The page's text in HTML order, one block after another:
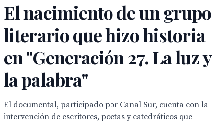
El nacimiento de un grupo
literario que hizo historia
en "Generación 27. La luz y
la palabra"
El documental, participado por Canal Sur, cuenta con la
intervención de escritores, poetas y catedráticos que